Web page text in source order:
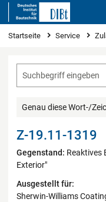
Sie sind hier
Startseite Service
Genau diese Wort-/
Z-19.11-1319
Gegenstand: Reaktives
Exterior"
Ausgestellt für:
Sherwin-Williams